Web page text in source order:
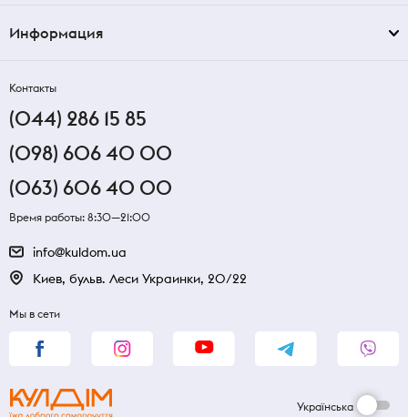
Информация
Контакты
(044) 286 15 85
(098) 606 40 00
(063) 606 40 00
Время работы: 8:30—21:00
info@kuldom.ua
Киев, бульв. Леси Украинки, 20/22
Мы в сети
Українська